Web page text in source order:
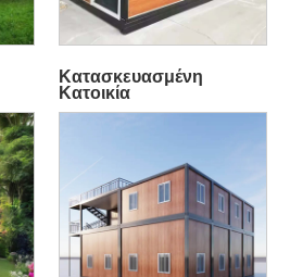
Κατασκευασμένη
Κατοικία